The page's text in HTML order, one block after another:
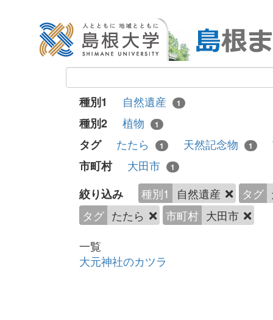
種別1 自然遺産 1
種別2 植物 1
タグ たたら 1 天然記念物 1
市町村
大田市 1
絞り込み 種別1 自然遺産 タグ
タグ たたら 市町村 大田市
一覧
大元神社のカツラ